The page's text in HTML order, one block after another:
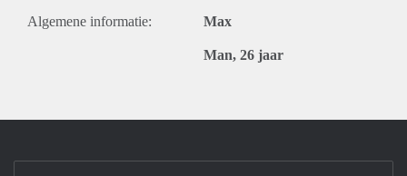
Algemene informatie: Max
Man, 26 jaar